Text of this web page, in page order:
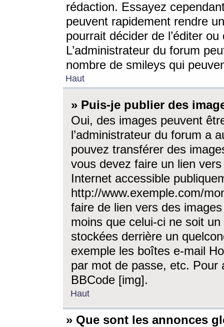
rédaction. Essayez
peuvent rapidement rendre
pourrait décider de l’éditer
L’administrateur du forum
nombre de smileys qui
Haut
» Puis-je publier des
Oui, des images peuvent
l’administrateur du forum a
pouvez transférer des
vous devez faire un lien
Internet accessible
http://www.exemple.com/
faire de lien vers des
moins que celui-ci ne soit
stockées derrière un
exemple les boîtes e-mail
par mot de passe, etc. Pour
BBCode [img].
Haut
» Que sont les annonces